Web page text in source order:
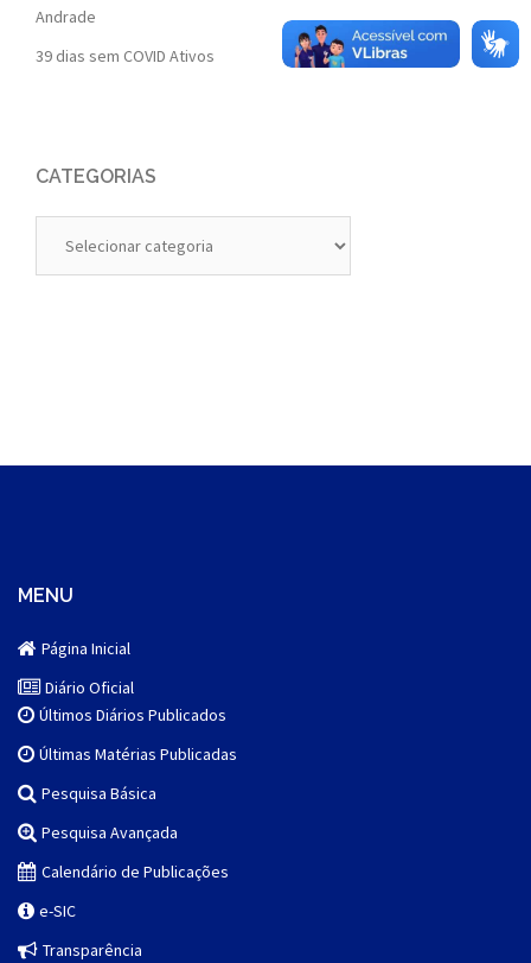
Andrade
39 dias sem COVID Ativos
CATEGORIAS
MENU
Página Inicial
Diário Oficial
Últimos Diários Publicados
Últimas Matérias Publicadas
Pesquisa Básica
Pesquisa Avançada
Calendário de Publicações
e-SIC
Transparência